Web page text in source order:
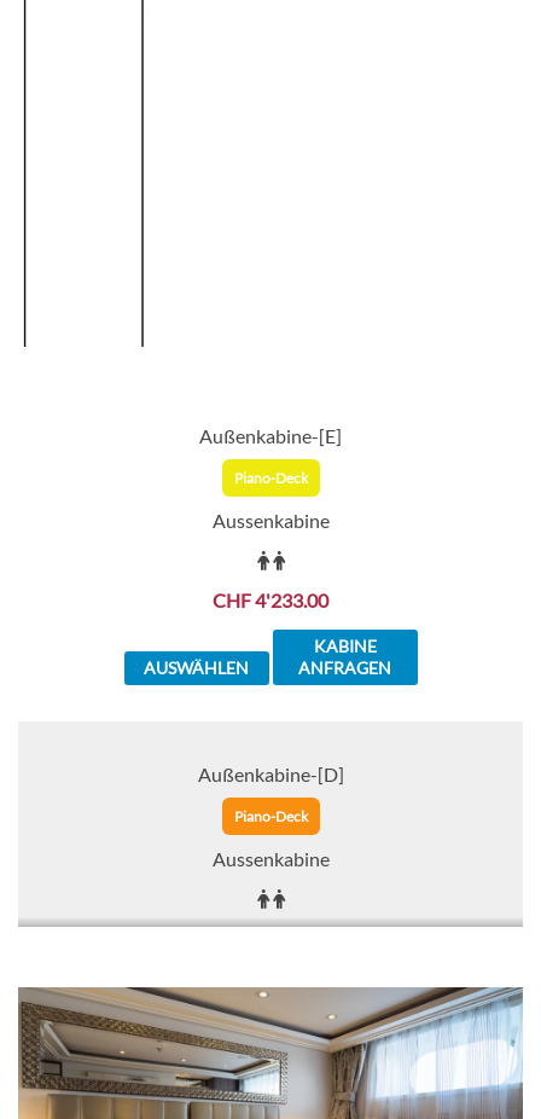
Außenkabine-[E]
Piano-Deck
Aussenkabine
CHF 4'233.00
AUSWÄHLEN
KABINE
ANFRAGEN
Außenkabine-[D]
Piano-Deck
Aussenkabine
AUSWÄHLEN
KABINE
ANFRAGEN
Balkonkabine-[BA]